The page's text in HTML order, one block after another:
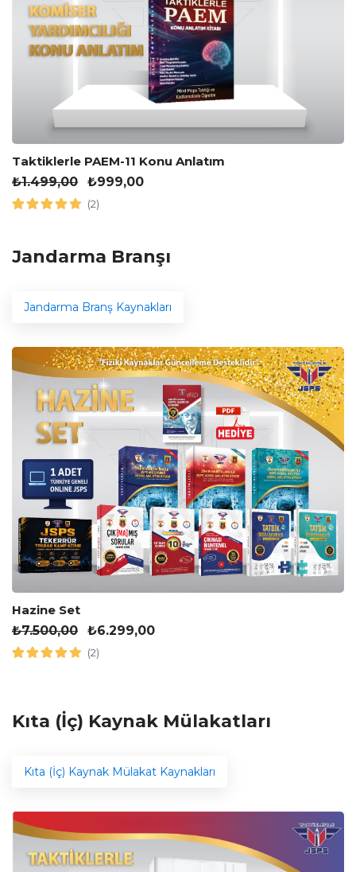
Taktiklerle PAEM-11 Konu Anlatım
₺1.499,00 ₺999,00
(2)
Jandarma Branşı
Jandarma Branş Kaynakları
Hazine Set
₺7.500,00 ₺6.299,00
(2)
Kıta (İç) Kaynak Mülakatları
Kıta (İç) Kaynak Mülakat Kaynakları